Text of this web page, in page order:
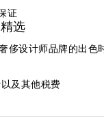
证
选
侈设计师品牌的出色
及其他税费